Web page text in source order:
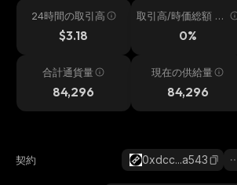
24時間の取引高
$3.18
取引高/時価総額 24
0%
合計通貨量
84,296
現在の供給量
84,296
契約 0xdcc...a543